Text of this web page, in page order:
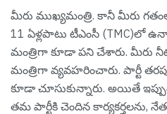
మీరు ముఖ్యమంత్రి. కానీ మీరు
11 ఏళ్లపాటు టీఎంసీ (TMC)లో
మంత్రిగా కూడా పని చేశారు. మీరు
మంత్రిగా వ్యవహరించారు. పార్టీ
కూడా చూసుకున్నారు. అయితే
త‌మ పార్టీకి చెందిన కార్య‌క‌ర్త‌ల‌ను,